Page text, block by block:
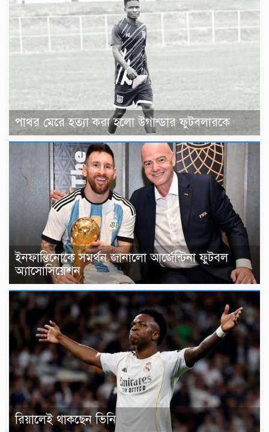
পাথর মেরে হত্যা করা হলো উগান্ডার ফুটবলারকে
ইনফান্তিনোকে সমর্থন জানালো আর্জেন্টিনা ফুটবল
অ্যাসোসিয়েশন
রিয়ালেই থাকছেন ভিনি